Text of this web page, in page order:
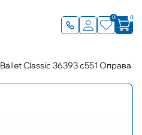
0 0
Ballet Classic 36393 с551 Оправа